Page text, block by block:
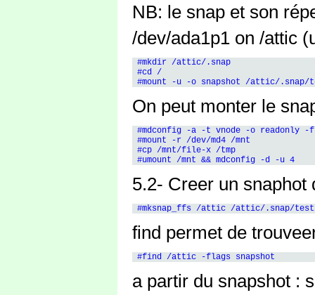
NB: le snap et son
/dev/ada1p1 on /attic
#mkdir /attic/.snap
#cd /
On peut monter le
#mdconfig -a -t vnode -o
#mount -r /dev/md4 /mnt
#cp /mnt/file-x /tmp
5.2- Creer un snaphot
find permet de
a partir du snapshot :